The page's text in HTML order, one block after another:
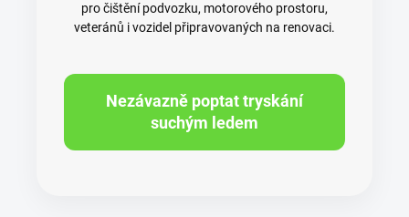
pro čištění podvozku, motorového prostoru,
veteránů i vozidel připravovaných na renovaci.
Nezávazně poptat tryskání
suchým ledem